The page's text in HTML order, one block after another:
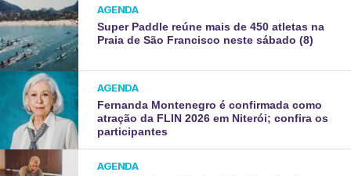
AGENDA
Super Paddle reúne mais de 450 atletas na
Praia de São Francisco neste sábado (8)
AGENDA
Fernanda Montenegro é confirmada como
atração da FLIN 2026 em Niterói; confira os
participantes
AGENDA